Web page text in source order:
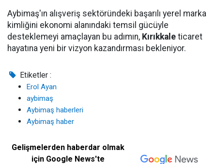
Aybimaş'ın alışveriş sektöründeki başarılı yerel marka
kimliğini ekonomi alanındaki temsil gücüyle
desteklemeyi amaçlayan bu adımın, Kırıkkale ticaret
hayatına yeni bir vizyon kazandırması bekleniyor.
Etiketler :
Erol Ayan
aybimaş
Aybimaş haberleri
Aybimaş haber
Gelişmelerden haberdar olmak
için Google News'te